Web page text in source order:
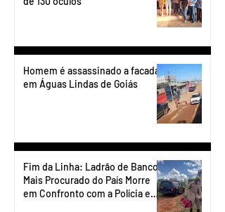
Homem é assassinado a facadas
em Águas Lindas de Goiás
Fim da Linha: Ladrão de Banco
Mais Procurado do País Morre
em Confronto com a Polícia em